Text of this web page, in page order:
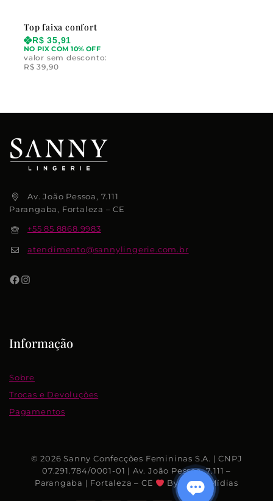
Top faixa confort
R$ 35,91
NO PIX COM 10% OFF
valor sem desconto:
R$ 39,90
Av. João Pessoa, 7.111
Parangaba, Fortaleza – CE
+55 85 8868.9983
atendimento@sannylingerie.com.br
Informação
Sobre
Trocas e Devoluções
Pagamentos
© 2026 Sanny Confecções Femininas S.A. | CNPJ
07.291.784/0001-01 | Av. João Pessoa, 7.111 –
Parangaba | Fortaleza – CE
By Rhino Mídias